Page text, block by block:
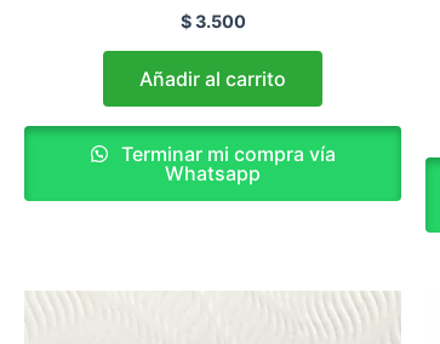
$3.500
Añadir al carrito
Terminar mi compra vía
Whatsapp